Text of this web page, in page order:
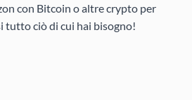
con Bitcoin o altre crypto per
tutto ciò di cui hai bisogno!